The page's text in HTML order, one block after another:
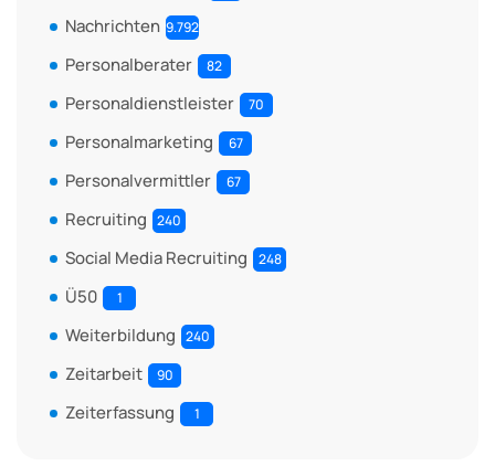
Nachrichten 9.792
Personalberater 82
Personaldienstleister 70
Personalmarketing 67
Personalvermittler 67
Recruiting 240
Social Media Recruiting 248
Ü50 1
Weiterbildung 240
Zeitarbeit 90
Zeiterfassung 1